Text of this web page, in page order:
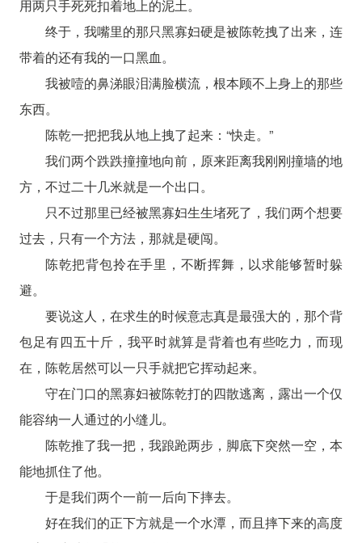
用两只手死死扣着地上的泥土。
终于，我嘴里的那只黑寡妇硬是被陈乾拽了出来，连
带着的还有我的一口黑血。
我被噎的鼻涕眼泪满脸横流，根本顾不上身上的那些
东西。
陈乾一把把我从地上拽了起来：“快走。”
我们两个跌跌撞撞地向前，原来距离我刚刚撞墙的地
方，不过二十几米就是一个出口。
只不过那里已经被黑寡妇生生堵死了，我们两个想要
过去，只有一个方法，那就是硬闯。
陈乾把背包拎在手里，不断挥舞，以求能够暂时躲
避。
要说这人，在求生的时候意志真是最强大的，那个背
包足有四五十斤，我平时就算是背着也有些吃力，而现
在，陈乾居然可以一只手就把它挥动起来。
守在门口的黑寡妇被陈乾打的四散逃离，露出一个仅
能容纳一人通过的小缝儿。
陈乾推了我一把，我踉跄两步，脚底下突然一空，本
能地抓住了他。
于是我们两个一前一后向下摔去。
好在我们的正下方就是一个水潭，而且摔下来的高度